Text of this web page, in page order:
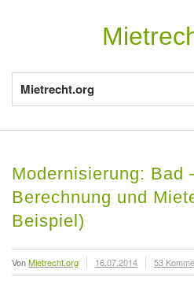
Mietrecht.org
Modernisierung: Bad
Berechnung und
Beispiel)
VonMietrecht.org 16.07.2014 53